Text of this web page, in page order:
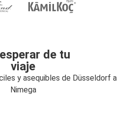
de tu
viaje
y asequibles de Düsseldorf a
Nimega